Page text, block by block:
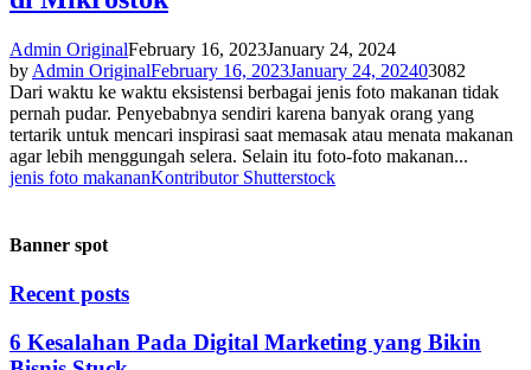
Admin OriginalFebruary 16, 2023January 24, 2024
by Admin OriginalFebruary 16, 2023January 24, 202403082
Dari waktu ke waktu eksistensi berbagai jenis foto makanan tidak
pernah pudar. Penyebabnya sendiri karena banyak orang yang
tertarik untuk mencari inspirasi saat memasak atau menata makanan
agar lebih menggungah selera. Selain itu foto-foto makanan...
jenis foto makananKontributor Shutterstock
Banner spot
Recent posts
6 Kesalahan Pada Digital Marketing yang Bikin